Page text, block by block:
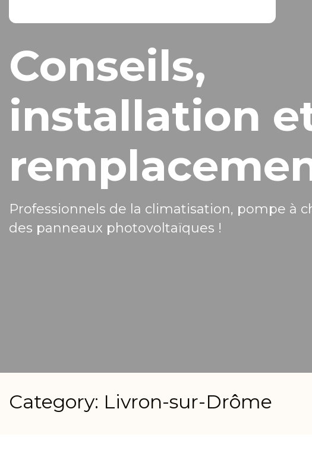
Conseils,
installation
Professionnels de la climatisation, pompe à
des panneaux photovoltaïques !
Category: Livron-sur-Drôme